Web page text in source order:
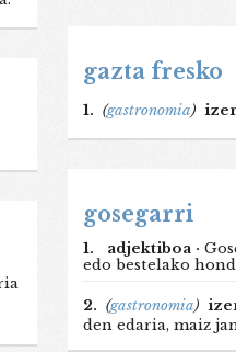
gazta fresko
1. (gastronomia)
gosegarri
1. adjektiboa ·
edo bestelako
2. (gastronomia)
den edaria, maiz